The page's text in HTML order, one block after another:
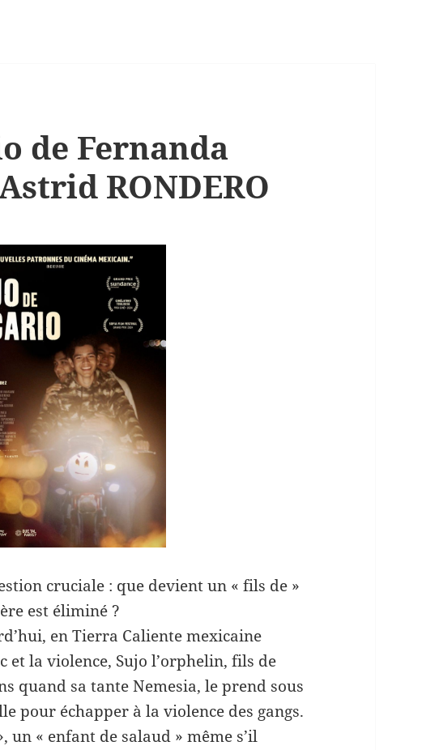
de Fernanda
RONDERO
cruciale : que devient un « fils de »
est éliminé ?
en Tierra Caliente mexicaine
et la violence, Sujo l’orphelin, fils de
quand sa tante Nemesia, le prend sous
pour échapper à la violence des gangs.
un « enfant de salaud » même s’il